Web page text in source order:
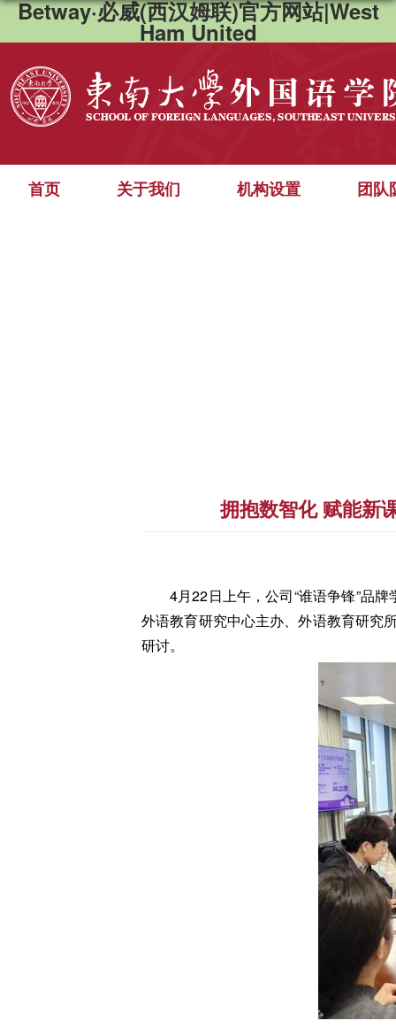
Betway·必威(西汉姆联)官方网站|West
Ham United
首页 关于我们 机构设置 团队
拥抱数智化 赋能新
4月22日上午，公司“谁语争锋”品
外语教育研究中心主办、外语教育研究
研讨。